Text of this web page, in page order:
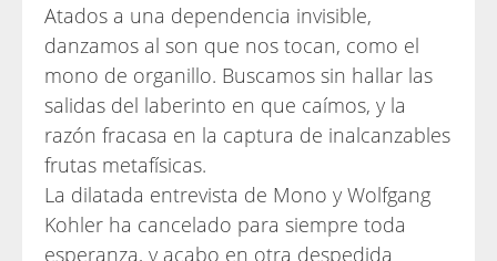
Atados a una dependencia invisible,
danzamos al son que nos tocan, como el
mono de organillo. Buscamos sin hallar las
salidas del laberinto en que caímos, y la
razón fracasa en la captura de inalcanzables
frutas metafísicas.
La dilatada entrevista de Mono y Wolfgang
Kohler ha cancelado para siempre toda
esperanza, y acabo en otra despedida